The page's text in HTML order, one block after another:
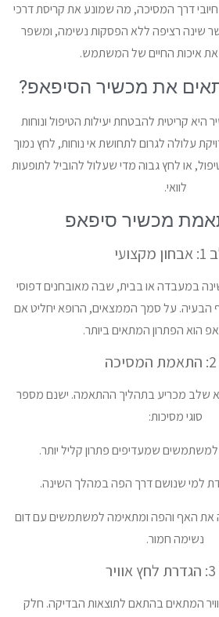
דרך המסיכה, מה שמונע את קריסת דרכי
שינה רציפה ללא הפסקות נשימה, ומשפר
איכות החיים של המשתמש.
את מכשיר הסיפאפ?
קריטית להבטחת יעילות הטיפול ונוחות
עלולה לגרום לתחושת אי נוחות, לחץ נמוך
או לחץ גבוה מדי שעלול להוביל לתופעות
לוואי.
מכשיר סיפאפ
במעבדה או בבית, שבה מאובחנים דפוסי
הבעיה. על סמך הממצאים, הרופא יחליט אם
הוא הפתרון המתאים ביותר.
שלב מכריע בתהליך ההתאמה. ישנם מספר
סוגי מסיכות:
שמעדיפים פתרון קליל יותר.
למי שנושם דרך הפה במהלך השינה.
האף והפה ומתאימה למשתמשים עם דום
נשימה חמור.
המתאים בהתאם לתוצאות הבדיקה. חלק